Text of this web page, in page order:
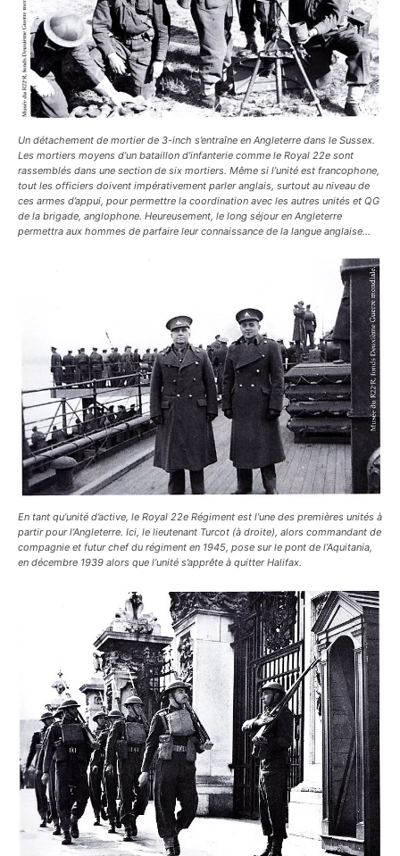
Un détachement de mortier de 3-inch s’entraîne en Angleterre dans le Sussex.
Les mortiers moyens d’un bataillon d’infanterie comme le Royal 22e sont
rassemblés dans une section de six mortiers. Même si l’unité est francophone,
tout les officiers doivent impérativement parler anglais, surtout au niveau de
ces armes d’appui, pour permettre la coordination avec les autres unités et QG
de la brigade, anglophone. Heureusement, le long séjour en Angleterre
permettra aux hommes de parfaire leur connaissance de la langue anglaise…
En tant qu’unité d’active, le Royal 22e Régiment est l’une des premières unités à
partir pour l’Angleterre. Ici, le lieutenant Turcot (à droite), alors commandant de
compagnie et futur chef du régiment en 1945, pose sur le pont de l’Aquitania,
en décembre 1939 alors que l’unité s’apprête à quitter Halifax.